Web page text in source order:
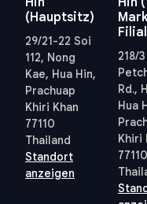
(Hauptsitz)
29/21-22 Soi
112, Nong
Kae, Hua Hin,
Prachuap
Khiri Khan
77110
Thailand
Standort
anzeigen
218/3
Rd.,
Hua
Khiri
77110